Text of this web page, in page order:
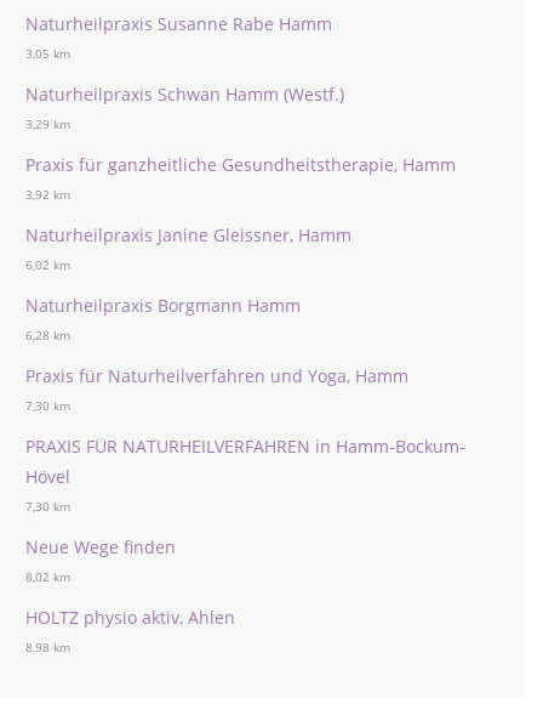
Naturheilpraxis Susanne Rabe Hamm
3,05 km
Naturheilpraxis Schwan Hamm (Westf.)
3,29 km
Praxis für ganzheitliche Gesundheitstherapie, Hamm
3,92 km
Naturheilpraxis Janine Gleissner, Hamm
6,02 km
Naturheilpraxis Borgmann Hamm
6,28 km
Praxis für Naturheilverfahren und Yoga, Hamm
7,30 km
PRAXIS FÜR NATURHEILVERFAHREN in Hamm-Bockum-
Hövel
7,30 km
Neue Wege finden
8,02 km
HOLTZ physio aktiv, Ahlen
8,98 km